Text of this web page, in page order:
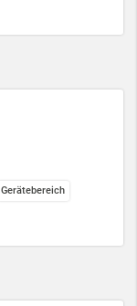
Gerätebereich